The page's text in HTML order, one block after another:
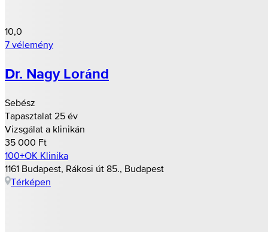
10,0
7 vélemény
Dr. Nagy Loránd
Sebész
Tapasztalat 25 év
Vizsgálat a klinikán
35 000 Ft
100+OK Klinika
1161 Budapest, Rákosi út 85., Budapest
Térképen